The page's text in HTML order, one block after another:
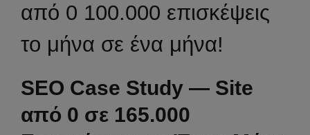
από 0 100.000 επισκέψεις
το μήνα σε ένα μήνα!
SEO Case Study — Site
από 0 σε 165.000